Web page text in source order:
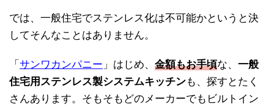
では、一般住宅でステンレス化は不可能かというと決
してそんなことはありません。
「 サンワカンパニー 」はじめ、 金額もお手頃な、 一般
住宅用ステンレス製システムキッチンも、探すとたく
さんあります。そもそもどのメーカーでもビルトイン